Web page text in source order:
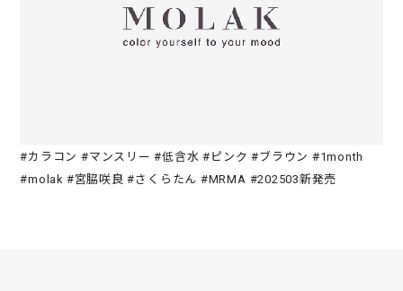
#カラコン #マンスリー #低含水 #ピンク #ブラウン #1month
#molak #宮脇咲良 #さくらたん #MRMA #202503新発売